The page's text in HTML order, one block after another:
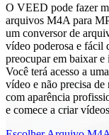
O VEED pode fazer
arquivos M4A para
um conversor de
vídeo poderosa e fácil
preocupar em baixar
Você terá acesso a
vídeo e não precisa de
com aparência
e comece a criar